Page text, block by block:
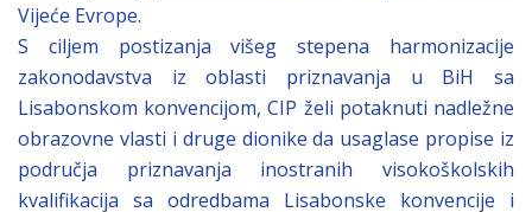
Vijeće Evrope.
S ciljem postizanja višeg stepena harmonizacije
zakonodavstva iz oblasti priznavanja u BiH sa
Lisabonskom konvencijom, CIP želi potaknuti nadležne
obrazovne vlasti i druge dionike da usaglase propise iz
područja priznavanja inostranih visokoškolskih
kvalifikacija sa odredbama Lisabonske konvencije i